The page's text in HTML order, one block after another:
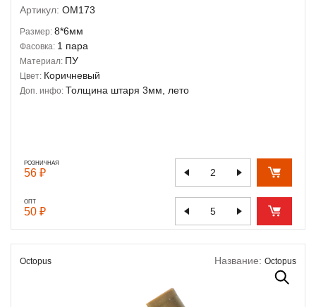
Артикул: OM173
Размер: 8*6мм
Фасовка: 1 пара
Материал: ПУ
Цвет: Коричневый
Доп. инфо: Толщина штаря 3мм, лето
РОЗНИЧНАЯ
56 ₽
ОПТ
50 ₽
Octopus Название: Octopus